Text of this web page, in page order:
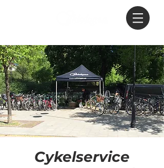
Cykelservice